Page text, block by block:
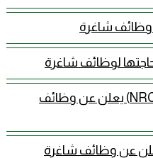
المجلس النرويجي للاجئين (NRC) يعلن عن وظائف
عن وظائف شاغرة